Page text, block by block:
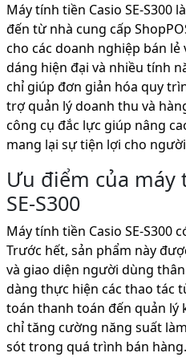
Máy tính tiền Casio SE-S300
đến từ nhà cung cấp
cho các doanh nghiệp bán lẻ
dáng hiện đại và nhiều tính
chỉ giúp đơn giản hóa quy
trợ quản lý doanh thu và
công cụ đắc lực giúp nâng
mang lại sự tiện lợi cho
Ưu điểm của máy
SE-S300
Máy tính tiền Casio SE-S300
Trước hết, sản phẩm này
và giao diện người dùng
dàng thực hiện các thao tác
toán thanh toán đến quản lý
chỉ tăng cường năng suất
sót trong quá trình bán hàng.